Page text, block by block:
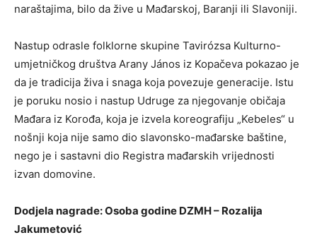
naraštajima, bilo da žive u Mađarskoj, Baranji ili Slavoniji.
Nastup odrasle folklorne skupine Tavirózsa Kulturno-
umjetničkog društva Arany János iz Kopačeva pokazao je
da je tradicija živa i snaga koja povezuje generacije. Istu
je poruku nosio i nastup Udruge za njegovanje običaja
Mađara iz Korođa, koja je izvela koreografiju „Kebeles“ u
nošnji koja nije samo dio slavonsko-mađarske baštine,
nego je i sastavni dio Registra mađarskih vrijednosti
izvan domovine.
Dodjela nagrade: Osoba godine DZMH – Rozalija
Jakumetović